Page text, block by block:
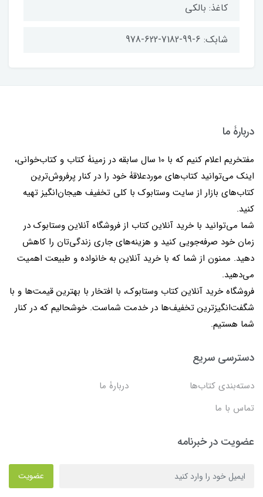
کاغذ: بالکی
شابک: 6-99-7182-622-978
دربارۀ ما
مفتخریم اعلام کنیم که با 10 سال سابقه در زمینۀ کتاب و کتاب‌خوانی،
اینک می‌توانید کتاب‌های موردعلاقۀ خود را در کنار پرفروش‌ترین
کتاب‌های بازار از سایت وستابوک با کلی تخفیف هیجان‌انگیز تهیه
کنید.
شما می‌توانید با خرید آنلاین کتاب از فروشگاه آنلاین وستابوک در
زمان خود صرفه‌جویی کنید و هزینه‌های جاری زندگی‌تان را کاهش
دهید. ممنون از شما که با خرید آنلاین به خانواده و طبیعت اهمیت
می‌دهید.
فروشگاه خرید آنلاین کتاب وستابوک، با افتخار با بهترین قیمت‌ها و با
شگفت‌انگیزترین تخفیف‌ها در خدمت شماست. خوشحالیم که در کنار
شما هستیم.
دسترسی سریع
دسته‌بندی کتاب‌ها
دربارۀ ما
تماس با ما
عضویت در خبرنامه
عضویت